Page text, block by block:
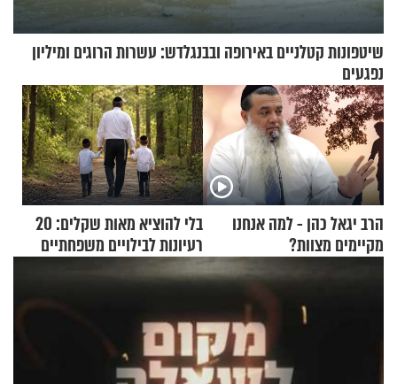
שיטפונות קטלניים באירופה ובבנגלדש: עשרות הרוגים ומיליון
נפגעים
הרב יגאל כהן - למה אנחנו
מקיימים מצוות?
בלי להוציא מאות שקלים: 20
רעיונות לבילויים משפחתיים
כמעט בחינם